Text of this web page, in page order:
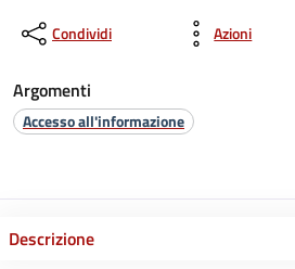
Condividi Azioni
Argomenti
Accesso all'informazione
Descrizione